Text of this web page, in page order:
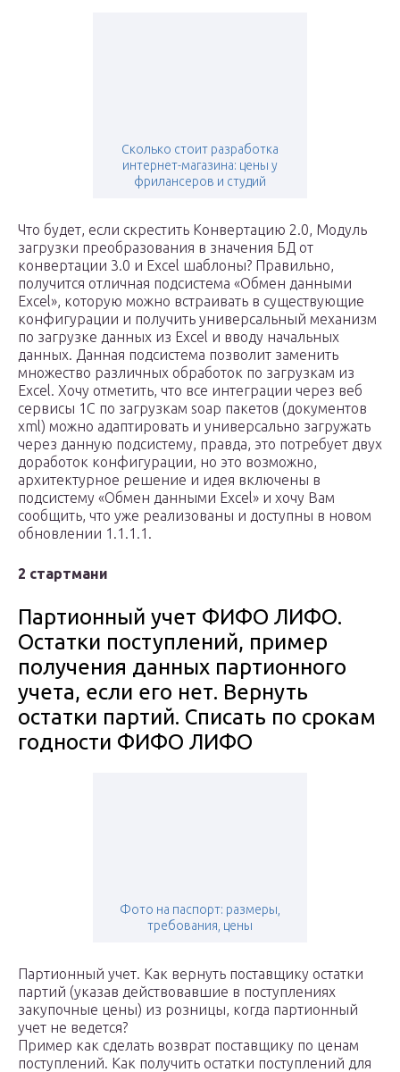
Сколько стоит разработка
интернет-магазина: цены у
фрилансеров и студий
Что будет, если скрестить Конвертацию 2.0, Модуль
загрузки преобразования в значения БД от
конвертации 3.0 и Excel шаблоны? Правильно,
получится отличная подсистема «Обмен данными
Excel», которую можно встраивать в существующие
конфигурации и получить универсальный механизм
по загрузке данных из Excel и вводу начальных
данных. Данная подсистема позволит заменить
множество различных обработок по загрузкам из
Excel. Хочу отметить, что все интеграции через веб
сервисы 1С по загрузкам soap пакетов (документов
xml) можно адаптировать и универсально загружать
через данную подсистему, правда, это потребует двух
доработок конфигурации, но это возможно,
архитектурное решение и идея включены в
подсистему «Обмен данными Excel» и хочу Вам
сообщить, что уже реализованы и доступны в новом
обновлении 1.1.1.1.
2 стартмани
Партионный учет ФИФО ЛИФО.
Остатки поступлений, пример
получения данных партионного
учета, если его нет. Вернуть
остатки партий. Списать по срокам
годности ФИФО ЛИФО
Фото на паспорт: размеры,
требования, цены
Партионный учет. Как вернуть поставщику остатки
партий (указав действовавшие в поступлениях
закупочные цены) из розницы, когда партионный
учет не ведется?
Пример как сделать возврат поставщику по ценам
поступлений. Как получить остатки поступлений для